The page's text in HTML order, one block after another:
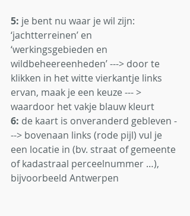
5: je bent nu waar je wil zijn:
‘jachtterreinen’ en
‘werkingsgebieden en
wildbeheereenheden’ ---> door te
klikken in het witte vierkantje links
ervan, maak je een keuze --- >
waardoor het vakje blauw kleurt
6: de kaart is onveranderd gebleven -
--> bovenaan links (rode pijl) vul je
een locatie in (bv. straat of gemeente
of kadastraal perceelnummer …),
bijvoorbeeld Antwerpen